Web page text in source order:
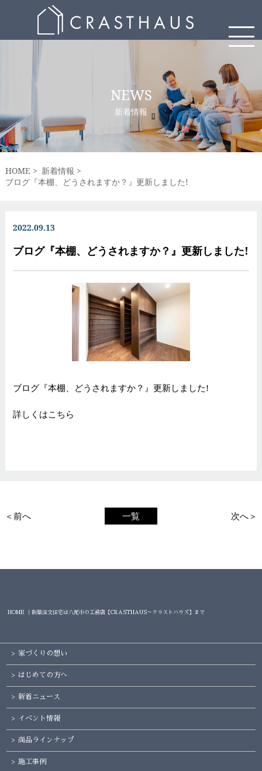
NEWS
新着情報
HOME
新着情報
ブログ『本棚、どうされますか？』更新しました!
2022.09.13
ブログ『本棚、どうされますか？』更新しました!
ブログ『本棚、どうされますか？』更新しました!
詳しくはこちら
一覧
＜前へ 次へ＞
HOME ｜新築注文住宅は八尾市の工務店【CRASTHAUS～クラストハウズ】まで
家づくりの想い
はじめての方へ
新着ニュース
イベント情報
商品ラインナップ
施工事例